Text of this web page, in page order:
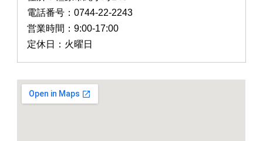
電話番号：0744-22-2243
営業時間：9:00-17:00
定休日：火曜日